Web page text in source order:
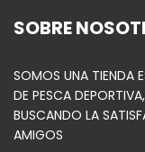
SOBRE
SOMOS UNA TIENDA
DE PESCA
BUSCANDO LA
AMIGOS